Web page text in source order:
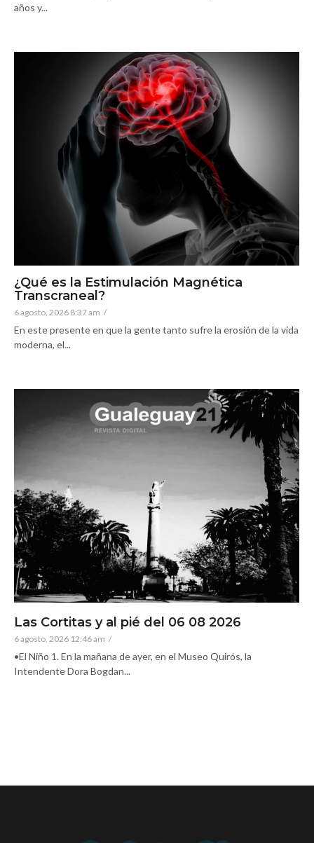
años y...
¿Qué es la Estimulación Magnética
Transcraneal?
6 agosto, 2026 8:37 am /
En este presente en que la gente tanto sufre la erosión de la vida
moderna, el...
Las Cortitas y al pié del 06 08 2026
6 agosto, 2026 12:46 am /
•El Niño 1. En la mañana de ayer, en el Museo Quirós, la
Intendente Dora Bogdan...